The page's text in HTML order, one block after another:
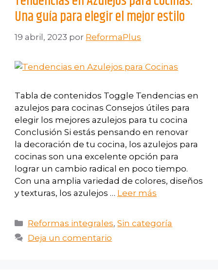
Una guía para elegir el mejor estilo
19 abril, 2023 por ReformaPlus
Tabla de contenidos Toggle Tendencias en
azulejos para cocinas Consejos útiles para
elegir los mejores azulejos para tu cocina
Conclusión Si estás pensando en renovar
la decoración de tu cocina, los azulejos para
cocinas son una excelente opción para
lograr un cambio radical en poco tiempo.
Con una amplia variedad de colores, diseños
y texturas, los azulejos … Leer más
Reformas integrales,Sin categoría
Deja un comentario